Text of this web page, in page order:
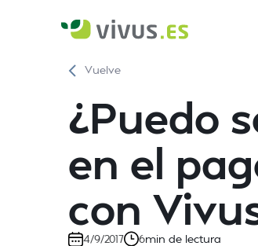
Vuelve
¿Puedo
en el
con
4/9/2017 6min de lectura